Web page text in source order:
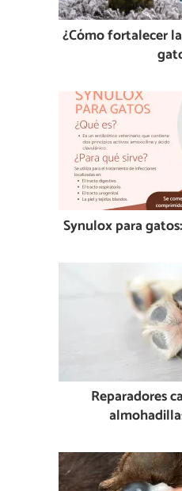
¿Cómo fortalecer
Synulox para
Reparadores